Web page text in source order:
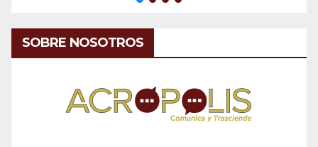
SOBRE NOSOTROS